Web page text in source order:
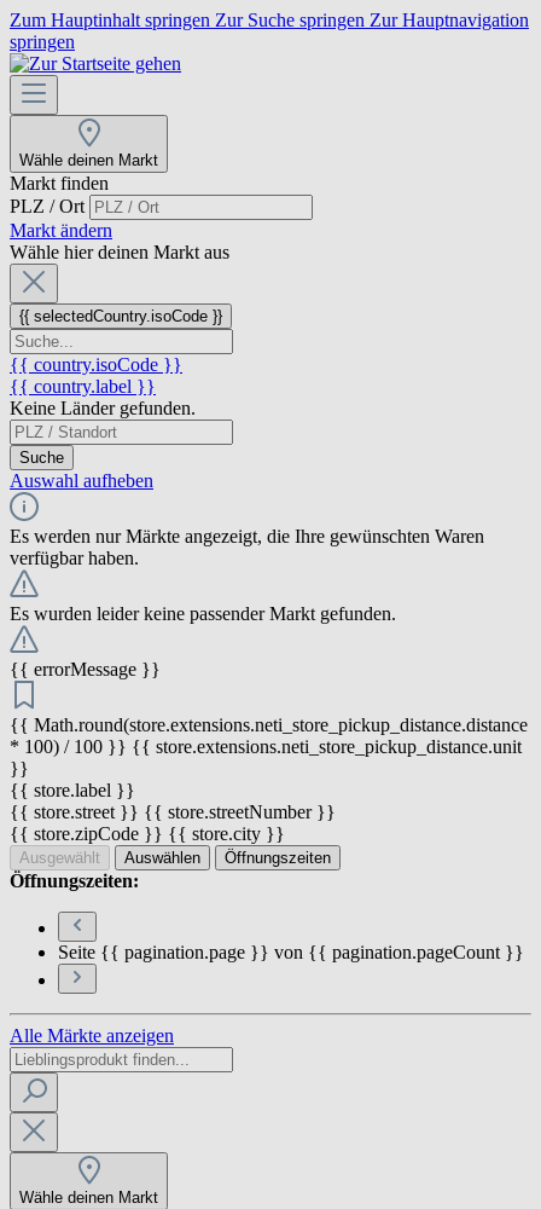
Zum Hauptinhalt springen Zur Suche springen Zur Hauptnavigation
springen
Wähle deinen Markt
Markt finden
PLZ / Ort
Markt ändern
Wähle hier deinen Markt aus
{{ selectedCountry.isoCode }}
{{ country.isoCode }}
{{ country.label }}
Keine Länder gefunden.
Suche
Auswahl aufheben
Es werden nur Märkte angezeigt, die Ihre gewünschten Waren
verfügbar haben.
Es wurden leider keine passender Markt gefunden.
{{ errorMessage }}
{{ Math.round(store.extensions.neti_store_pickup_distance.distance
* 100) / 100 }} {{ store.extensions.neti_store_pickup_distance.unit
}}
{{ store.label }}
{{ store.street }} {{ store.streetNumber }}
{{ store.zipCode }} {{ store.city }}
Ausgewählt Auswählen Öffnungszeiten
Öffnungszeiten:
Seite {{ pagination.page }} von {{ pagination.pageCount }}
Alle Märkte anzeigen
Wähle deinen Markt